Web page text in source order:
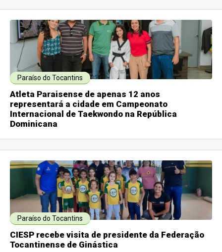
Paraíso do Tocantins
Atleta Paraisense de apenas 12 anos
representará a cidade em Campeonato
Internacional de Taekwondo na República
Dominicana
Paraíso do Tocantins
CIESP recebe visita de presidente da Federação
Tocantinense de Ginástica